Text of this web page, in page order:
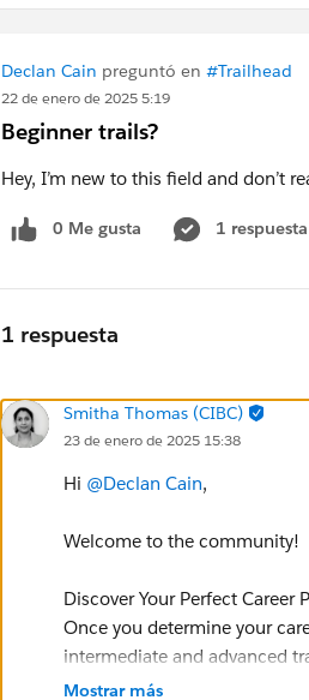
Declan Cain preguntó en #Trailhead
22 de enero de 2025 5:19
Beginner trails?
Hey, I’m new to this field and don’t
0 Me gusta 1 respuesta
1 respuesta
Smitha Thomas (CIBC)
23 de enero de 2025 15:38
Hi @Declan Cain,
Welcome to the community!
Discover Your Perfect Career
Once you determine your
intermediate and advanced
For beginner Trails, check
Mostrar más